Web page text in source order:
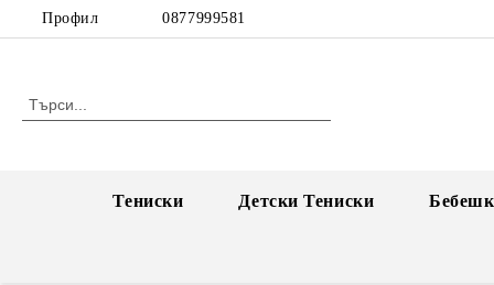
Профил 0877999581
Тениски Детски Тениски